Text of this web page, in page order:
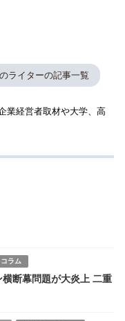
ライターの記事一覧
業経営者取材や大学、高
コラム
幕問題が大炎上 二重